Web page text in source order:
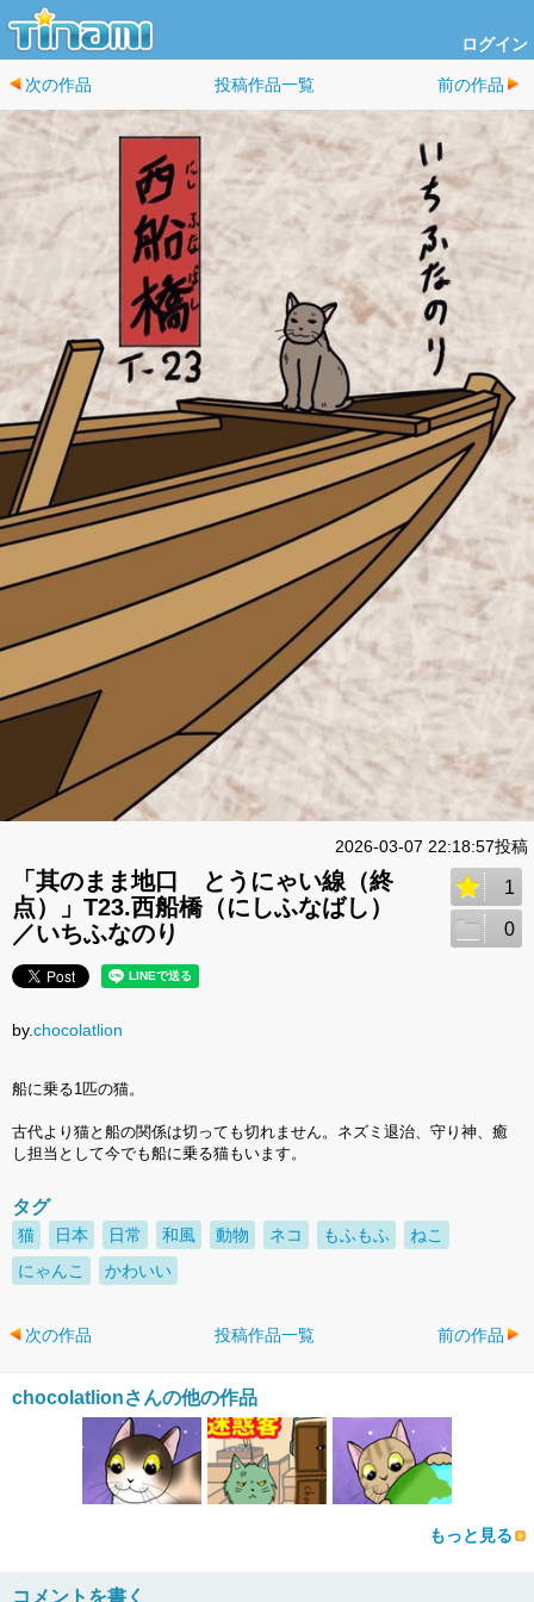
ログイン
次の作品 投稿作品一覧 前の作品
2026-03-07 22:18:57投稿
「其のまま地口 とうにゃい線（終
点）」T23.西船橋（にしふなばし）
／いちふなのり
1
0
by.chocolatlion
船に乗る1匹の猫。
古代より猫と船の関係は切っても切れません。ネズミ退治、守り神、癒
し担当として今でも船に乗る猫もいます。
タグ
猫 日本 日常 和風 動物 ネコ もふもふ
ねこ
にゃんこ
かわいい
次の作品 投稿作品一覧 前の作品
chocolatlionさんの他の作品
もっと見る
コメントを書く